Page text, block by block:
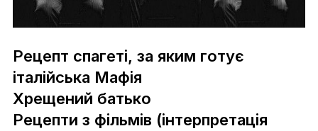
Рецепт спагеті, за яким готує
італійська Мафія
Хрещений батько
Рецепти з фільмів (інтерпретація